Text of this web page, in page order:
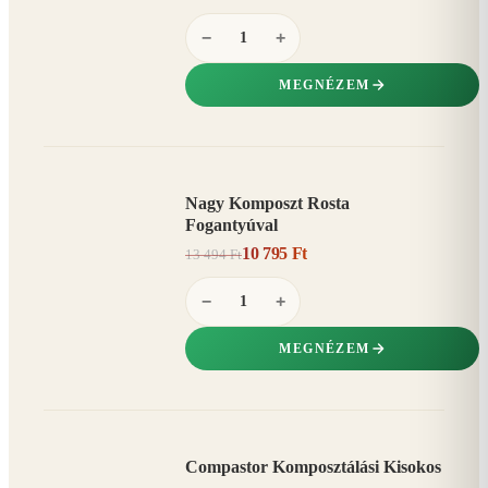
− +
MEGNÉZEM
Nagy Komposzt Rosta
Fogantyúval
13 494 Ft10 795 Ft
− +
MEGNÉZEM
Compastor Komposztálási Kisokos